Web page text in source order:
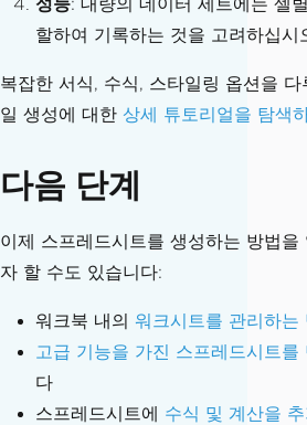
성능: 대량의 데이터 세트에는 셀
할하여 기록하는 것을 고려하십시
복잡한 서식, 수식, 스타일링 옵션을
일 생성에 대한 상세 튜토리얼을 탐색
다음 단계
이제 스프레드시트를 생성하는 방법을
자 할 수도 있습니다:
워크북 내의 워크시트를 관리하는
고급 기능을 가진 스프레드시트를
다
스프레드시트에 수식 및 계산을